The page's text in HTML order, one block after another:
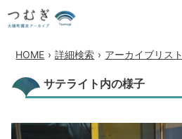
HOME › 詳細検索 › アーカイブリスト
サテライト内の様子